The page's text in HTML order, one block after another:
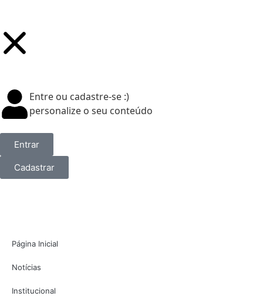
Entre ou cadastre-se :)
personalize o seu conteúdo
Entrar
Cadastrar
Página Inicial
Notícias
Institucional